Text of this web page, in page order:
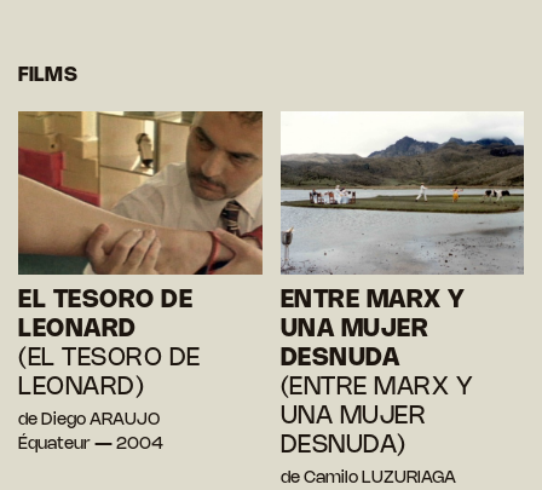
FILMS
EL TESORO DE
LEONARD
(EL TESORO DE
LEONARD)
de Diego ARAUJO
Équateur — 2004
ENTRE MARX Y
UNA MUJER
DESNUDA
(ENTRE MARX Y
UNA MUJER
DESNUDA)
de Camilo LUZURIAGA